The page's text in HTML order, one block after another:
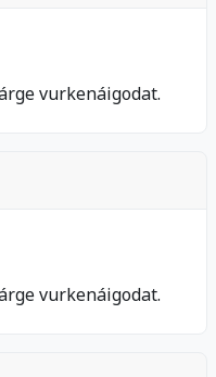
vurkenáigodat.
vurkenáigodat.